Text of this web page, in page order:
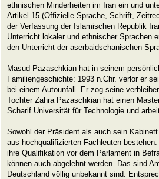
ethnischen Minderheiten im Iran ein und
Artikel 15 (Offizielle Sprache, Schrift,
der Verfassung der Islamischen Republik
Unterricht lokaler und ethnischer Sprachen
den Unterricht der aserbaidschanischen
Masud Pazaschkian hat in seinem
Familiengeschichte: 1993 n.Chr. verlor er
bei einem Autounfall. Er zog seine
Tochter Zahra Pazaschkian hat einen
Scharif Universität für Technologie und
Sowohl der Präsident als auch sein
aus hochqualifizierten Fachleuten
ihre Qualifikation vor dem Parlament in
können auch abgelehnt werden. Das sind
Deutschland völlig unbekannt sind.